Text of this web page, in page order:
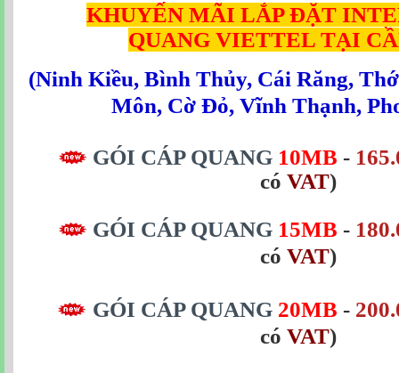
KHUYẾN MÃI LẮP ĐẶT
QUANG VIETTEL TẠI
(Ninh Kiều, Bình Thủy, Cái Răng,
Môn, Cờ Đỏ, Vĩnh Thạnh,
GÓI CÁP QUANG 10MB -
có VAT)
GÓI CÁP QUANG 15MB -
có VAT)
GÓI CÁP QUANG 20MB -
có VAT)